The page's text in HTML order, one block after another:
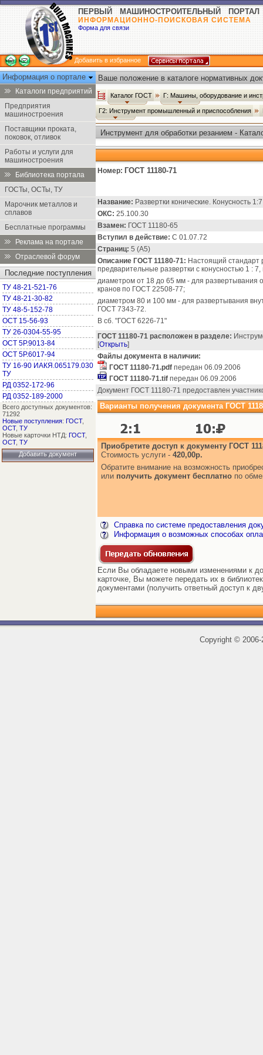
ПЕРВЫЙ МАШИНОСТРОИТЕЛЬНЫЙ ПОРТАЛ
ИНФОРМАЦИОННО-ПОИСКОВАЯ СИСТЕМА
Форма для связи
Добавить в избранное
Информация о портале
Каталоги предприятий
Предприятия
машиностроения
Поставщики проката,
поковок, отливок
Работы и услуги для
машиностроения
Библиотека портала
ГОСТы, ОСТы, ТУ
Марочник металлов и
сплавов
Бесплатные программы
Реклама на портале
Отраслевой форум
Последние поступления
ТУ 48-21-521-76
ТУ 48-21-30-82
ТУ 48-5-152-78
ОСТ 15-56-93
ТУ 26-0304-55-95
ОСТ 5Р.9013-84
ОСТ 5Р.6017-94
ТУ 16-90 ИАКЯ.065179.030
ТУ
РД 0352-172-96
РД 0352-189-2000
Всего доступных документов:
71292
Новые поступления: ГОСТ,
ОСТ, ТУ
Новые карточки НТД: ГОСТ,
ОСТ, ТУ
Добавить документ
Ваше положение в каталоге нормативных
Каталог ГОСТ Г: Машины, оборудование и
Г2: Инструмент промышленный и приспособления
Инструмент для обработки резанием -
Номер: ГОСТ 11180-71
Название: Развертки конические. Конусность
ОКС: 25.100.30
Взамен: ГОСТ 11180-65
Вступил в действие: С 01.07.72
Страниц: 5 (А5)
Описание ГОСТ 11180-71: Настоящий стандарт
предварительные развертки с конусностью 1 :
диаметром от 18 до 65 мм - для развертывания
кранов по ГОСТ 22508-77;
диаметром 80 и 100 мм - для развертывания
ГОСТ 7343-72.
В сб. "ГОСТ 6226-71"
ГОСТ 11180-71 расположен в разделе:
[Открыть]
Файлы документа в наличии:
ГОСТ 11180-71.pdf передан 06.09.2006
ГОСТ 11180-71.tif передан 06.09.2006
Документ ГОСТ 11180-71 предоставлен
Варианты получения документа ГОСТ
Приобретите доступ к документу ГОСТ
Стоимость услуги - 420,00р.
Обратите внимание на возможность
или получить документ бесплатно по
Справка по системе предоставления
Информация о возможных способах
Если Вы обладаете новыми изменениями к
карточке, Вы можете передать их в
документами (получить ответный доступ к
Copyright ©